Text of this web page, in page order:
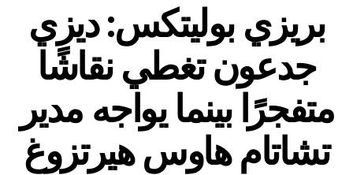
بريزي بوليتكس: ديزي
جدعون تغطي نقاشًا
متفجرًا بينما يواجه مدير
تشاتام هاوس هيرتزوغ